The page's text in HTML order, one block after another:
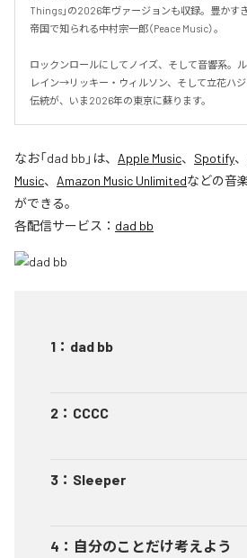
Things」の2026年ヴァージョンも収録。豊かす
帝国で知られる中村宗一郎（Peace Music）。
ロックンロールにしてノイズ、そして音響系。
レイン→リッキー・ウィルソン、そして立花ハ
伝統が、いま2026年の東京に蘇ります。
なお「dad bb 」は、 Apple Music、 Spotify、
Music、 Amazon Music Unlimitedなどの音
ができる。
各配信サービス： dad bb
1 ： dad bb
2 ： CCCC
3 ： Sleeper
4 ： 自分のことだけ考えよう